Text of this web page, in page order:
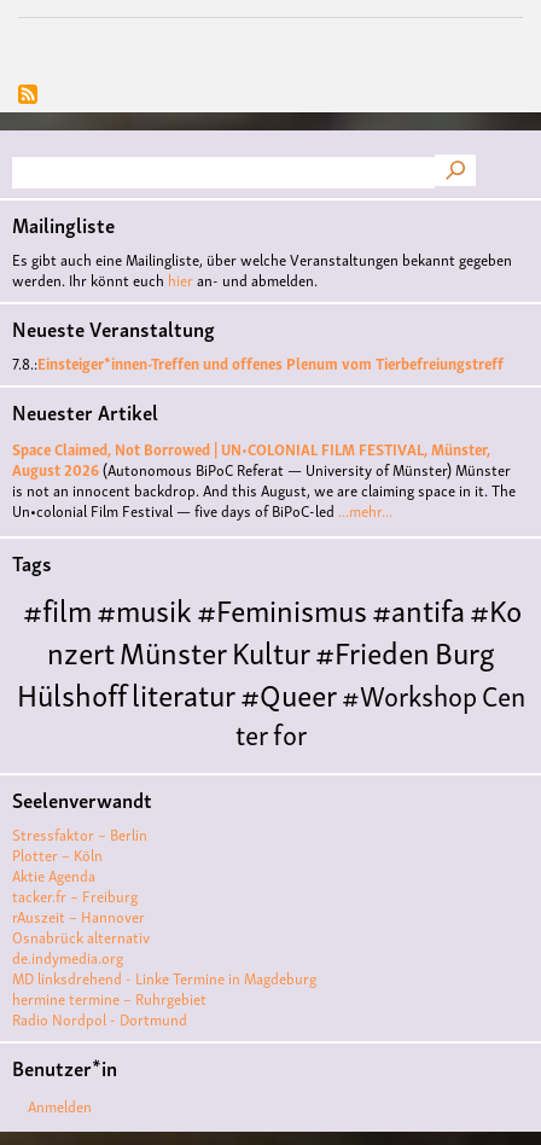
Suche
Mailingliste
Es gibt auch eine Mailingliste, über welche Veranstaltungen bekannt gegeben
werden. Ihr könnt euch hieran- und abmelden.
Neueste Veranstaltung
7.8.:Einsteiger*innen-Treffen und offenes Plenum vom Tierbefreiungstreff
Neuester Artikel
Space Claimed, Not Borrowed | UN•COLONIAL FILM FESTIVAL, Münster,
August 2026(Autonomous BiPoC Referat — University of Münster)Münster
is not an innocent backdrop. And this August, we are claiming space in it. The
Un•colonial Film Festival — five days of BiPoC-led ...mehr...
Tags
#film#musik#Feminismus#antifa#Ko
nzertMünsterKultur#FriedenBurg
Hülshoffliteratur#Queer#WorkshopCen
ter for
LiteraturePolyamoriePolytreff#liveKonzert
Polyamorietreff
Monogamie
ismuskunst
VKqueer#Demo #Theater
ve#film #kino #filmwerkstatt
#filmclub#Münster#BLACKBOXpunk#kino
#menschenrechte
Seelenverwandt
Stressfaktor – Berlin
Plotter – Köln
Aktie Agenda
tacker.fr – Freiburg
rAuszeit – Hannover
Osnabrück alternativ
de.indymedia.org
MD linksdrehend - Linke Termine in Magdeburg
hermine termine – Ruhrgebiet
Radio Nordpol - Dortmund
Benutzer*in
Anmelden